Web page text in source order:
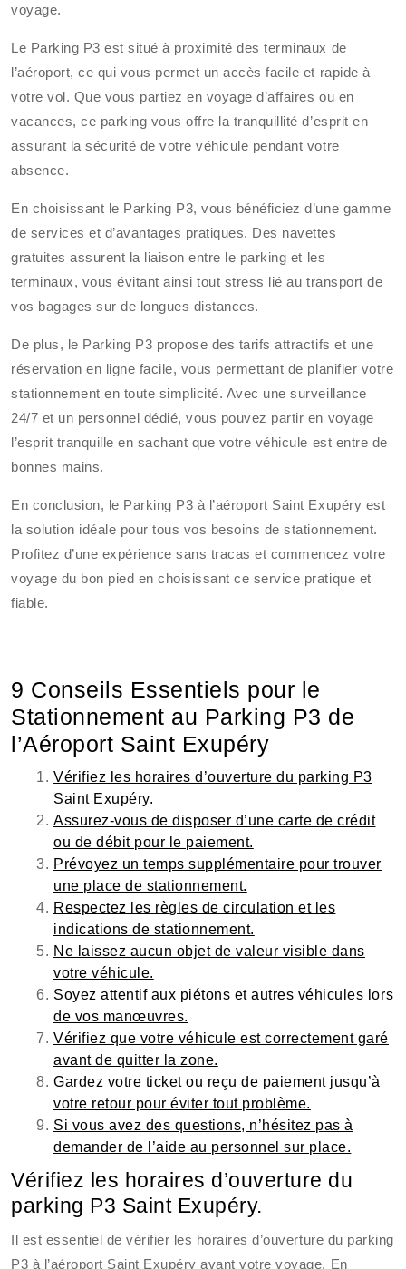
voyage.
Le Parking P3 est situé à proximité des terminaux de
l’aéroport, ce qui vous permet un accès facile et rapide à
votre vol. Que vous partiez en voyage d’affaires ou en
vacances, ce parking vous offre la tranquillité d’esprit en
assurant la sécurité de votre véhicule pendant votre
absence.
En choisissant le Parking P3, vous bénéficiez d’une gamme
de services et d’avantages pratiques. Des navettes
gratuites assurent la liaison entre le parking et les
terminaux, vous évitant ainsi tout stress lié au transport de
vos bagages sur de longues distances.
De plus, le Parking P3 propose des tarifs attractifs et une
réservation en ligne facile, vous permettant de planifier votre
stationnement en toute simplicité. Avec une surveillance
24/7 et un personnel dédié, vous pouvez partir en voyage
l’esprit tranquille en sachant que votre véhicule est entre de
bonnes mains.
En conclusion, le Parking P3 à l’aéroport Saint Exupéry est
la solution idéale pour tous vos besoins de stationnement.
Profitez d’une expérience sans tracas et commencez votre
voyage du bon pied en choisissant ce service pratique et
fiable.
9 Conseils Essentiels pour le
Stationnement au Parking P3 de
l’Aéroport Saint Exupéry
Vérifiez les horaires d’ouverture du parking P3
Saint Exupéry.
Assurez-vous de disposer d’une carte de crédit
ou de débit pour le paiement.
Prévoyez un temps supplémentaire pour trouver
une place de stationnement.
Respectez les règles de circulation et les
indications de stationnement.
Ne laissez aucun objet de valeur visible dans
votre véhicule.
Soyez attentif aux piétons et autres véhicules lors
de vos manœuvres.
Vérifiez que votre véhicule est correctement garé
avant de quitter la zone.
Gardez votre ticket ou reçu de paiement jusqu’à
votre retour pour éviter tout problème.
Si vous avez des questions, n’hésitez pas à
demander de l’aide au personnel sur place.
Vérifiez les horaires d’ouverture du
parking P3 Saint Exupéry.
Il est essentiel de vérifier les horaires d’ouverture du parking
P3 à l’aéroport Saint Exupéry avant votre voyage. En